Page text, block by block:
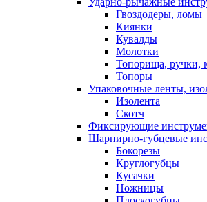
Гвоздодеры, ломы
Киянки
Кувалды
Молотки
Топорища, ручки,
Топоры
Упаковочные ленты,
Изолента
Скотч
Фиксирующие
Шарнирно-губцевые
Бокорезы
Круглогубцы
Кусачки
Ножницы